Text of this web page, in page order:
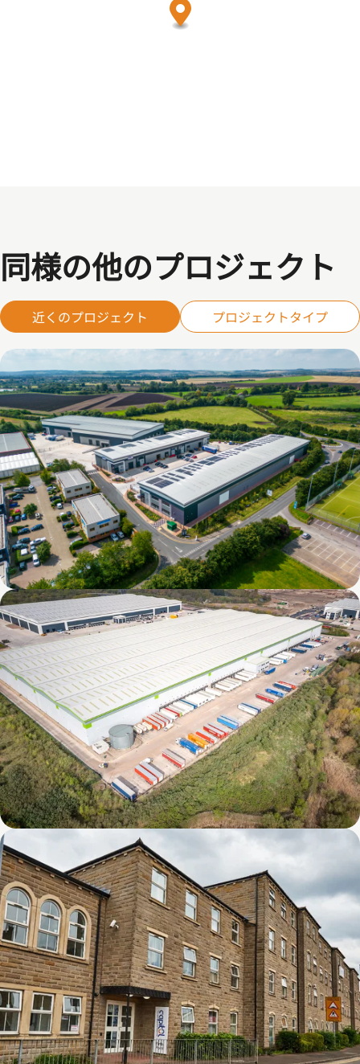
同様の他のプロジェクト
近くのプロジェクト プロジェクトタイプ
Verda Park
Derby DC1